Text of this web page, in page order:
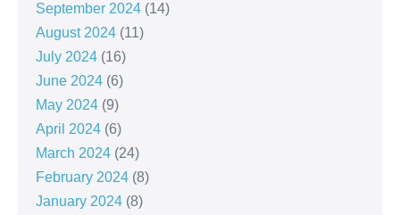
September 2024 (14)
August 2024 (11)
July 2024 (16)
June 2024 (6)
May 2024 (9)
April 2024 (6)
March 2024 (24)
February 2024 (8)
January 2024 (8)